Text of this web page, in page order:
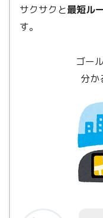
サクサクと最短ル
す。
ゴー
分か